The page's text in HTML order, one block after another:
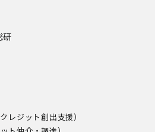
研
レジット創出支援）